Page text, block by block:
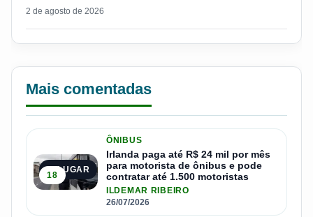
2 de agosto de 2026
Mais comentadas
1º LUGAR
18
ÔNIBUS
Irlanda paga até R$ 24 mil por mês
para motorista de ônibus e pode
contratar até 1.500 motoristas
ILDEMAR RIBEIRO
26/07/2026